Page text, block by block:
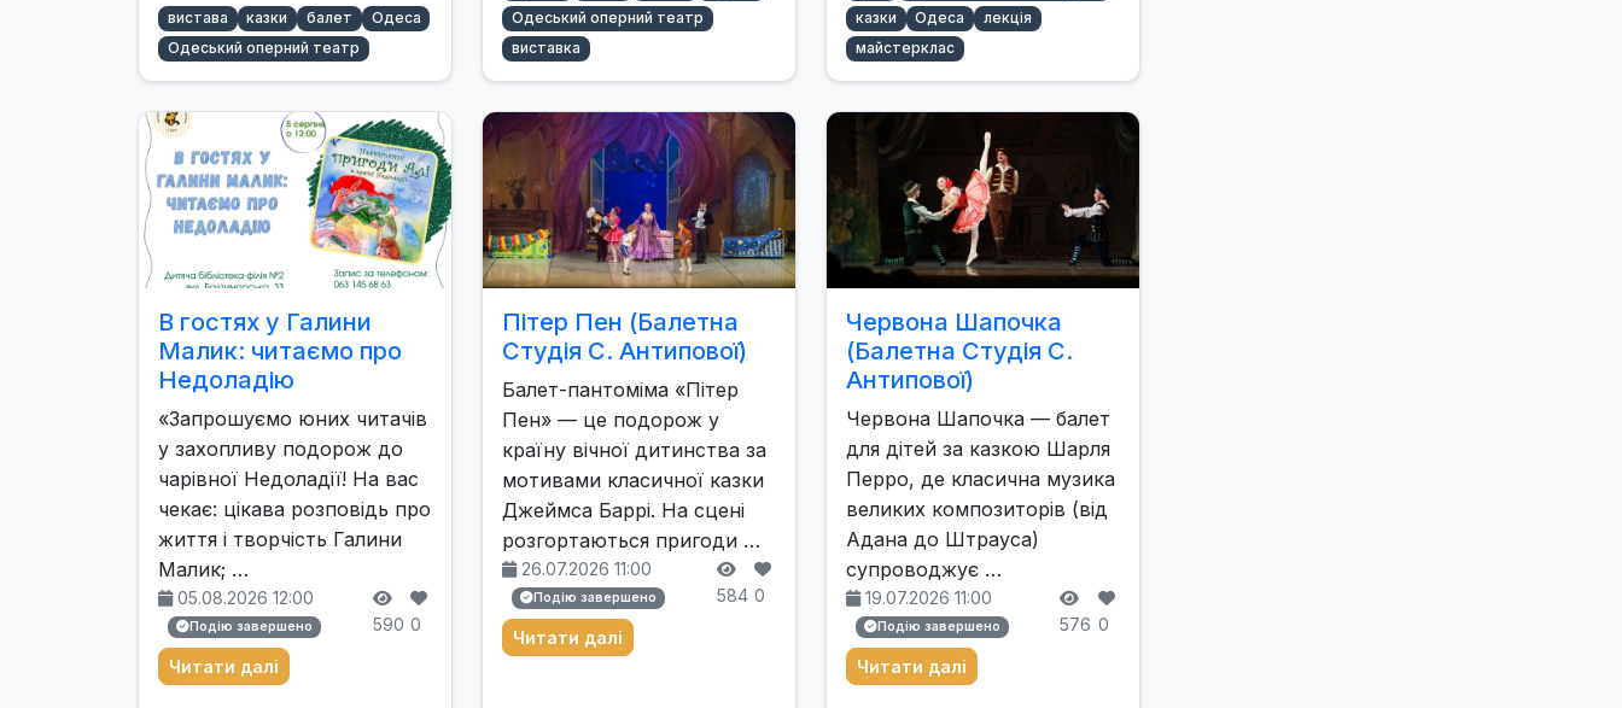
вистава казки балет
Одеса
Одеський оперний театр
Одеський оперний театр
виставка
казки
Одеса
лекція
майстерклас
В гостях у Галини
Малик: читаємо про
Недоладію
«Запрошуємо юних читачів
у захопливу подорож до
чарівної Недоладії! На вас
чекає: цікава розповідь про
життя і творчість Галини
Малик; …
05.08.2026 12:00
Подію завершено 590 0
Читати далі
Пітер Пен (Балетна
Студія С. Антипової)
Балет-пантоміма «Пітер
Пен» — це подорож у
країну вічної дитинства за
мотивами класичної казки
Джеймса Баррі. На сцені
розгортаються пригоди …
26.07.2026 11:00
Подію завершено 584 0
Читати далі
Червона Шапочка
(Балетна Студія С.
Антипової)
Червона Шапочка — балет
для дітей за казкою Шарля
Перро, де класична музика
великих композиторів (від
Адана до Штрауса)
супроводжує …
19.07.2026 11:00
Подію завершено 576 0
Читати далі